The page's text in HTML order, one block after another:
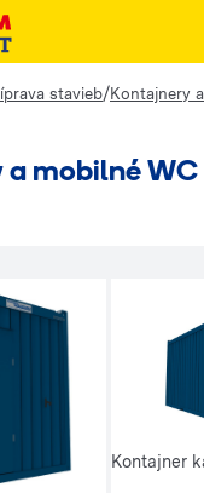
stavieb/Kontajnery
a mobilné WC
Kontajner